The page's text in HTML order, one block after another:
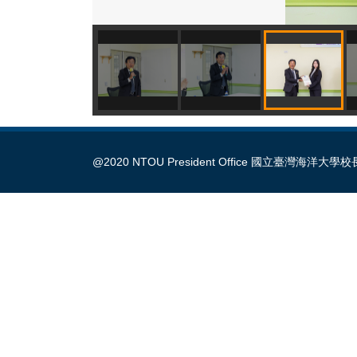
@2020 NTOU President Office 國立臺灣海洋大學校